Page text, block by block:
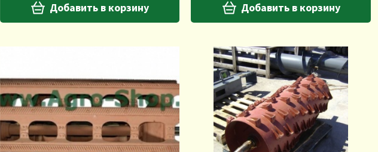
Добавить в корзину Добавить в корзину